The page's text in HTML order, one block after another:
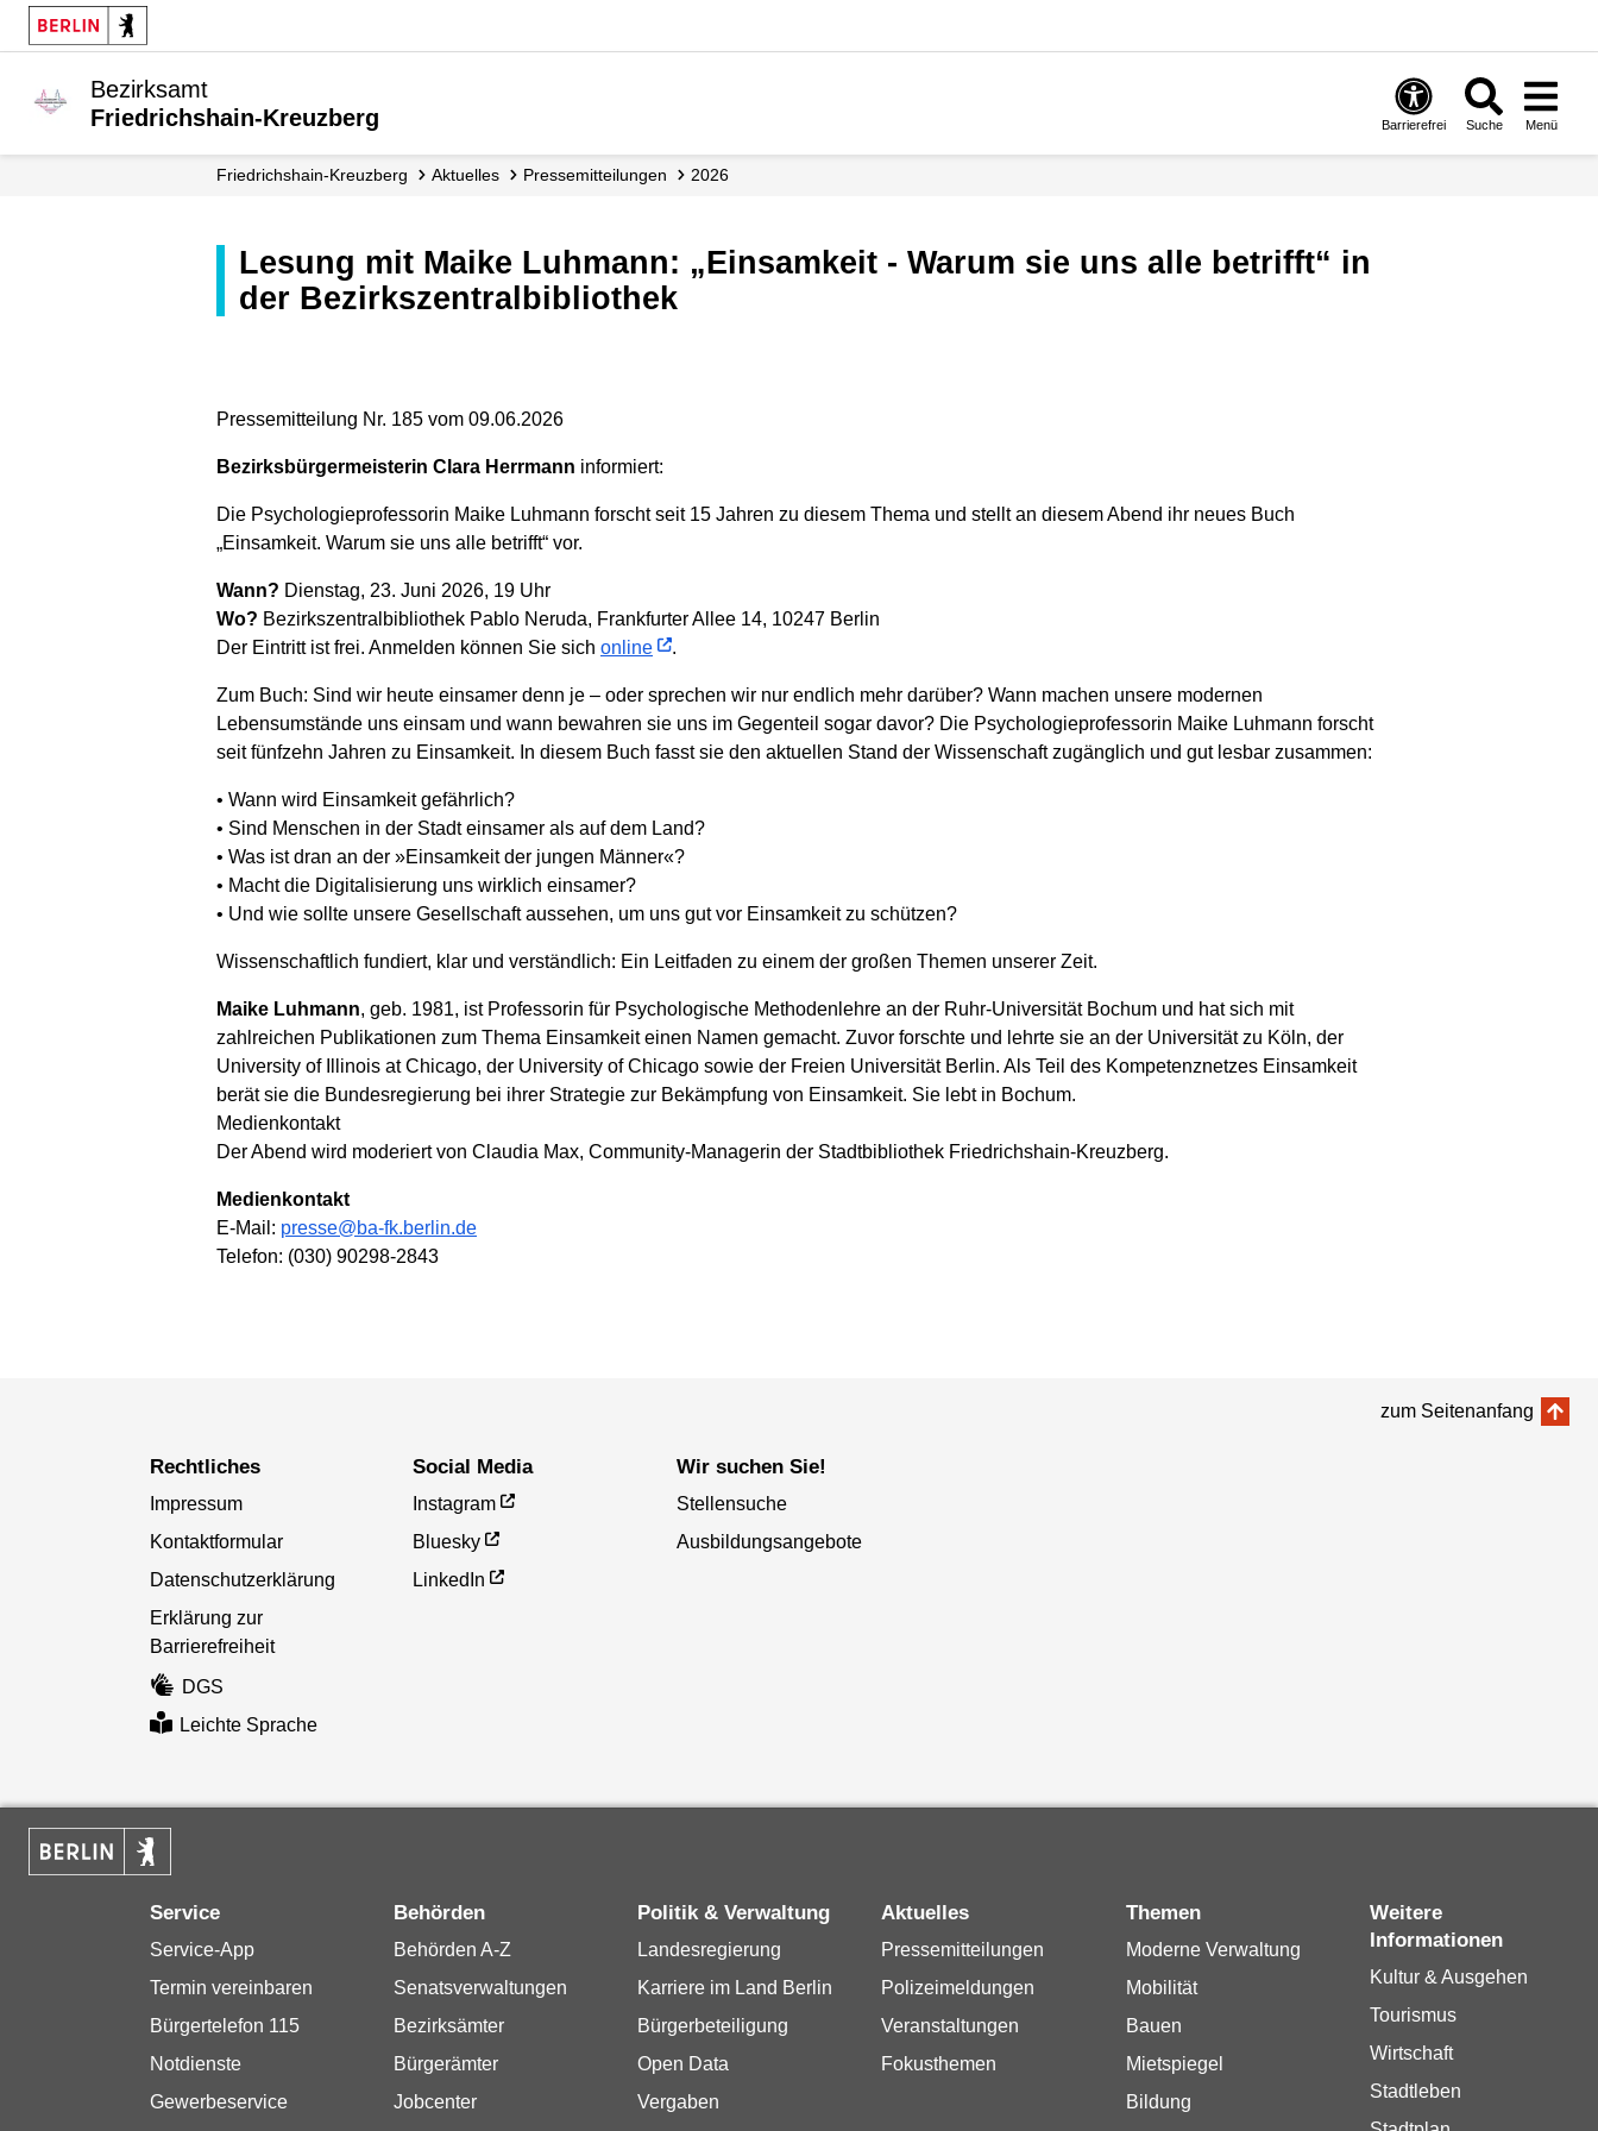
Bezirksamt
Friedrichshain-Kreuzberg
Barrierefrei Suche Menü
Friedrichshain-Kreuzberg Aktuelles Presse­mitteilungen 2026
Lesung mit Maike Luhmann: „Einsamkeit - Warum sie uns alle betrifft“ in
der Bezirkszentralbibliothek
Pressemitteilung Nr. 185 vom 09.06.2026
Bezirksbürgermeisterin Clara Herrmann informiert:
Die Psychologieprofessorin Maike Luhmann forscht seit 15 Jahren zu diesem Thema und stellt an diesem Abend ihr neues Buch
„Einsamkeit. Warum sie uns alle betrifft“ vor.
Wann? Dienstag, 23. Juni 2026, 19 Uhr
Wo? Bezirkszentralbibliothek Pablo Neruda, Frankfurter Allee 14, 10247 Berlin
Der Eintritt ist frei. Anmelden können Sie sich online .
Zum Buch: Sind wir heute einsamer denn je – oder sprechen wir nur endlich mehr darüber? Wann machen unsere modernen
Lebensumstände uns einsam und wann bewahren sie uns im Gegenteil sogar davor? Die Psychologieprofessorin Maike Luhmann forscht
seit fünfzehn Jahren zu Einsamkeit. In diesem Buch fasst sie den aktuellen Stand der Wissenschaft zugänglich und gut lesbar zusammen:
• Wann wird Einsamkeit gefährlich?
• Sind Menschen in der Stadt einsamer als auf dem Land?
• Was ist dran an der »Einsamkeit der jungen Männer«?
• Macht die Digitalisierung uns wirklich einsamer?
• Und wie sollte unsere Gesellschaft aussehen, um uns gut vor Einsamkeit zu schützen?
Wissenschaftlich fundiert, klar und verständlich: Ein Leitfaden zu einem der großen Themen unserer Zeit.
Maike Luhmann, geb. 1981, ist Professorin für Psychologische Methodenlehre an der Ruhr-Universität Bochum und hat sich mit
zahlreichen Publikationen zum Thema Einsamkeit einen Namen gemacht. Zuvor forschte und lehrte sie an der Universität zu Köln, der
University of Illinois at Chicago, der University of Chicago sowie der Freien Universität Berlin. Als Teil des Kompetenznetzes Einsamkeit
berät sie die Bundesregierung bei ihrer Strategie zur Bekämpfung von Einsamkeit. Sie lebt in Bochum.
Medienkontakt
Der Abend wird moderiert von Claudia Max, Community-Managerin der Stadtbibliothek Friedrichshain-Kreuzberg.
Medienkontakt
E-Mail: presse@ba-fk.berlin.de
Telefon: (030) 90298-2843
zum Seitenanfang
Rechtliches
Impressum
Kontaktformular
Datenschutzerklärung
Erklärung zur
Barrierefreiheit
DGS
Leichte Sprache
Social Media
Instagram
Bluesky
LinkedIn
Wir suchen Sie!
Stellensuche
Ausbildungsangebote
Service
Service-App
Termin vereinbaren
Bürgertelefon 115
Notdienste
Gewerbeservice
Behörden
Behörden A-Z
Senatsverwaltungen
Bezirksämter
Bürgerämter
Jobcenter
Politik & Verwaltung
Landesregierung
Karriere im Land Berlin
Bürgerbeteiligung
Open Data
Vergaben
Aktuelles
Pressemitteilungen
Polizeimeldungen
Veranstaltungen
Fokusthemen
Themen
Moderne Verwaltung
Mobilität
Bauen
Mietspiegel
Bildung
Weitere
Informationen
Kultur & Ausgehen
Tourismus
Wirtschaft
Stadtleben